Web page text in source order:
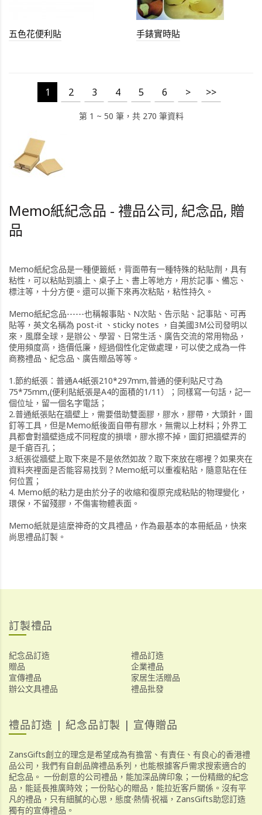
五色花便利貼 手錶實時貼
1 2 3 4 5 6 > >>
第 1 ~ 50 筆，共 270 筆資料
Memo紙紀念品 - 禮品公司, 紀念品, 贈
品
Memo紙紀念品是一種便籤紙，背面帶有一種特殊的粘貼劑，具有
粘性，可以粘貼到牆上、桌子上、書上等地方，用於記事、備忘、
標注等，十分方便。還可以撕下來再次粘貼，粘性持久。
Memo紙紀念品------也稱報事貼、N次貼、告示貼、記事貼、可再
貼等，英文名稱為 post-it 、sticky notes ，自美國3M公司發明以
來，風靡全球，是辦公、學習、日常生活、廣告交流的常用物品，
使用頻度高，造價低廉，經過個性化定做處理，可以使之成為一件
商務禮品、紀念品、廣告贈品等等。
1.節約紙張：普通A4紙張210*297mm,普通的便利貼尺寸為
75*75mm,(便利貼紙張是A4的面積的1/11）；同樣寫一句話，記一
個位址，留一個名字電話；
2.普通紙張貼在牆壁上，需要借助雙面膠，膠水，膠帶，大頭針，圖
釘等工具，但是Memo紙後面自帶有膠水，無需以上材料；外界工
具都會對牆壁造成不同程度的損壞，膠水擦不掉，圖釘把牆壁弄的
是千瘡百孔；
3.紙張從牆壁上取下來是不是依然如故？取下來放在哪裡？如果夾在
資料夾裡面是否能容易找到？Memo紙可以重複粘貼，隨意貼在任
何位置；
4. Memo紙的粘力是由於分子的收縮和復原完成粘貼的物理變化，
環保，不留殘膠，不傷害物體表面。
Memo紙就是這麼神奇的文具禮品，作為最基本的本冊紙品，快來
尚思禮品訂製。
訂製禮品
紀念品訂造
禮品訂造
贈品
企業禮品
宣傳禮品
家居生活贈品
辦公文具禮品
禮品批發
禮品訂造 | 紀念品訂製 | 宣傳贈品
ZansGifts創立的理念是希望成為有擔當、有責任、有良心的香港禮
品公司，我們有自創品牌禮品系列，也能根據客戶需求搜索適合的
紀念品。 一份創意的公司禮品，能加深品牌印象；一份精緻的紀念
品，能延長推廣時效；一份貼心的贈品，能拉近客戶關係。沒有平
凡的禮品，只有細膩的心思，態度·熱情·祝福，ZansGifts助您訂造
獨有的宣傳禮品。